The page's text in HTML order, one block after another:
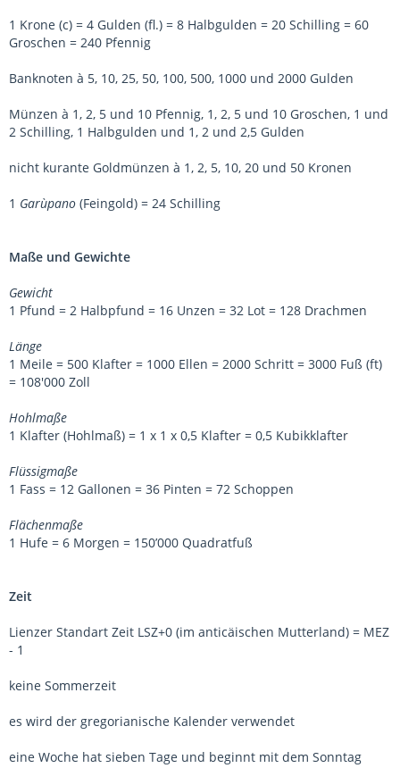
1 Krone (c) = 4 Gulden (fl.) = 8 Halbgulden = 20 Schilling = 60
Groschen = 240 Pfennig
Banknoten à 5, 10, 25, 50, 100, 500, 1000 und 2000 Gulden
Münzen à 1, 2, 5 und 10 Pfennig, 1, 2, 5 und 10 Groschen, 1 und
2 Schilling, 1 Halbgulden und 1, 2 und 2,5 Gulden
nicht kurante Goldmünzen à 1, 2, 5, 10, 20 und 50 Kronen
1 Garùpano (Feingold) = 24 Schilling
Maße und Gewichte
Gewicht
1 Pfund = 2 Halbpfund = 16 Unzen = 32 Lot = 128 Drachmen
Länge
1 Meile = 500 Klafter = 1000 Ellen = 2000 Schritt = 3000 Fuß (ft)
= 108'000 Zoll
Hohlmaße
1 Klafter (Hohlmaß) = 1 x 1 x 0,5 Klafter = 0,5 Kubikklafter
Flüssigmaße
1 Fass = 12 Gallonen = 36 Pinten = 72 Schoppen
Flächenmaße
1 Hufe = 6 Morgen = 150’000 Quadratfuß
Zeit
Lienzer Standart Zeit LSZ+0 (im anticäischen Mutterland) = MEZ
- 1
keine Sommerzeit
es wird der gregorianische Kalender verwendet
eine Woche hat sieben Tage und beginnt mit dem Sonntag